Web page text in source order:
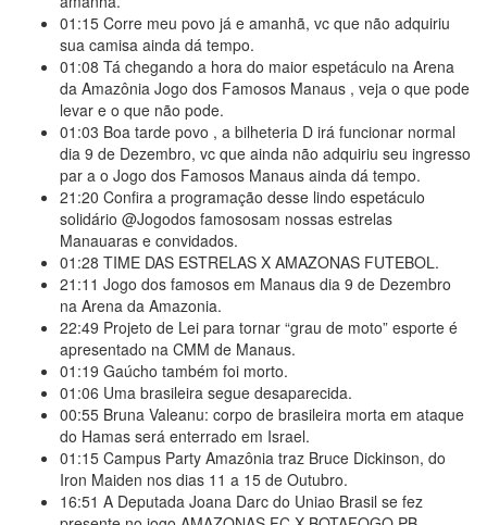
01:15 Corre meu povo já e amanhã, vc que não adquiriu
sua camisa ainda dá tempo.
01:08 Tá chegando a hora do maior espetáculo na Arena
da Amazônia Jogo dos Famosos Manaus , veja o que pode
levar e o que não pode.
01:03 Boa tarde povo , a bilheteria D irá funcionar normal
dia 9 de Dezembro, vc que ainda não adquiriu seu ingresso
par a o Jogo dos Famosos Manaus ainda dá tempo.
21:20 Confira a programação desse lindo espetáculo
solidário @Jogodos famososam nossas estrelas
Manauaras e convidados.
01:28 TIME DAS ESTRELAS X AMAZONAS FUTEBOL.
21:11 Jogo dos famosos em Manaus dia 9 de Dezembro
na Arena da Amazonia.
22:49 Projeto de Lei para tornar “grau de moto” esporte é
apresentado na CMM de Manaus.
01:19 Gaúcho também foi morto.
01:06 Uma brasileira segue desaparecida.
00:55 Bruna Valeanu: corpo de brasileira morta em ataque
do Hamas será enterrado em Israel.
01:15 Campus Party Amazônia traz Bruce Dickinson, do
Iron Maiden nos dias 11 a 15 de Outubro.
16:51 A Deputada Joana Darc do Uniao Brasil se fez